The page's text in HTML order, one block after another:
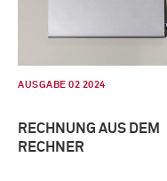
AUSGABE 02 2024
RECHNUNG AUS DEM
RECHNER